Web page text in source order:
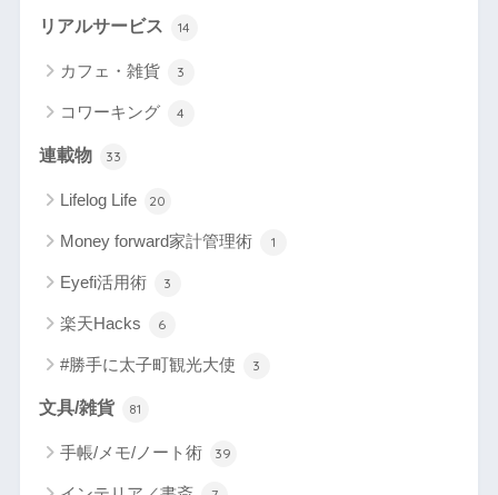
リアルサービス 14
カフェ・雑貨 3
コワーキング 4
連載物 33
Lifelog Life 20
Money forward家計管理術 1
Eyefi活用術 3
楽天Hacks 6
#勝手に太子町観光大使 3
文具/雑貨 81
手帳/メモ/ノート術 39